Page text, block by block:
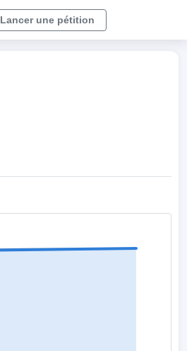
Lancer une pétition